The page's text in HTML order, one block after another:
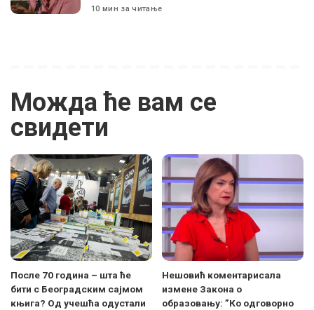
10 мин за читање
Можда ће вам се
свидети
После 70 година – шта ће
бити с Београдским сајмом
књига? Од учешћа одустали
Нешовић коментарисала
измене Закона о
образовању: ”Ко одговорно